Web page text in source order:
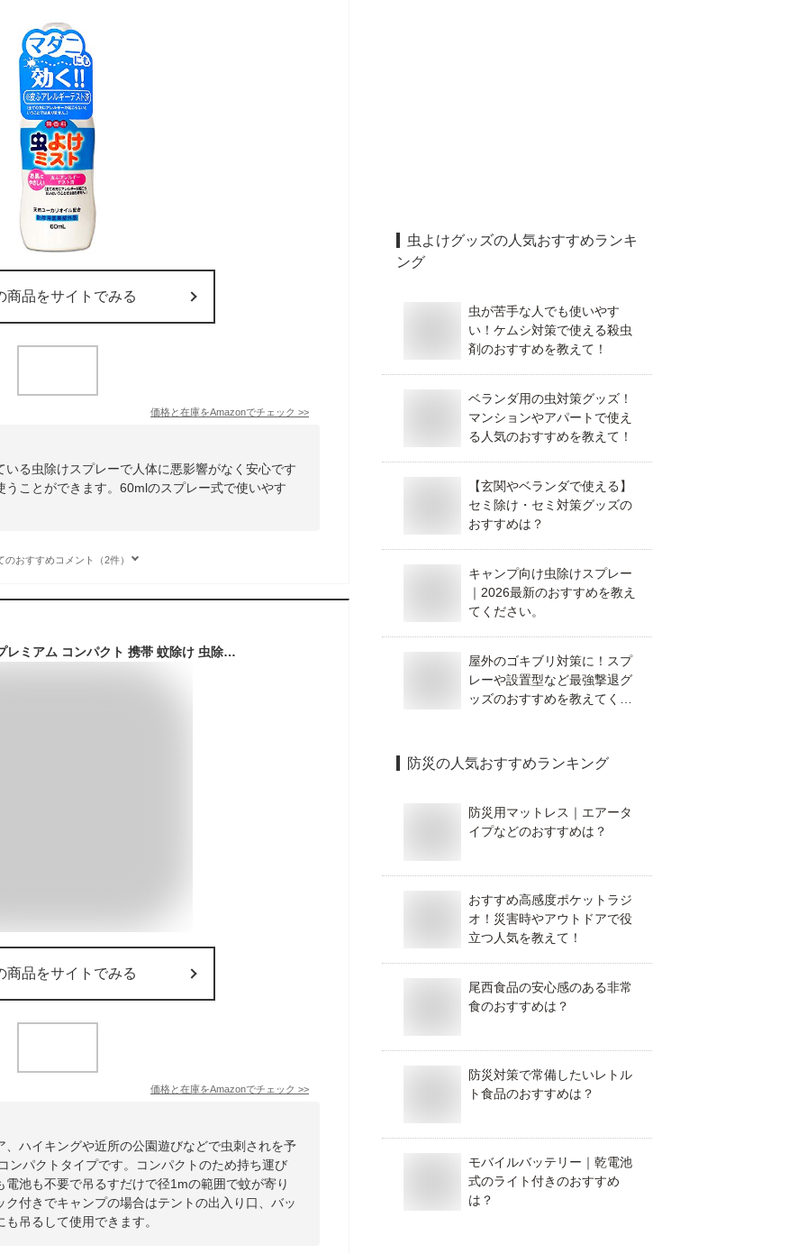
商品をサイトでみる
価格と在庫をAmazonでチェック >>
る虫除けスプレーで人体に悪影響がなく安心です
ことができます。60mlのスプレー式で使いやす
のおすすめコメント（2件）
蚊に効く 虫コナーズプレミアム コンパクト 携帯 蚊除け 虫除け ネット 150日用 無臭 防虫剤 吊り下げ
商品をサイトでみる
価格と在庫をAmazonでチェック >>
ハイキングや近所の公園遊びなどで虫刺されを予
ンパクトタイプです。コンパクトのため持ち運び
池も不要で吊るすだけで径1mの範囲で蚊が寄り
付きでキャンプの場合はテントの出入り口、バッ
吊るして使用できます。
虫よけグッズの人気おすすめランキ
ング
虫が苦手な人でも使いやす
い！ケムシ対策で使える殺虫
剤のおすすめを教えて！
ベランダ用の虫対策グッズ！
マンションやアパートで使え
る人気のおすすめを教えて！
【玄関やベランダで使える】
セミ除け・セミ対策グッズの
おすすめは？
キャンプ向け虫除けスプレー
｜2026最新のおすすめを教え
てください。
屋外のゴキブリ対策に！スプ
レーや設置型など最強撃退グ
ッズのおすすめを教えてくだ
防災の人気おすすめランキング
防災用マットレス｜エアータ
イプなどのおすすめは？
おすすめ高感度ポケットラジ
オ！災害時やアウトドアで役
立つ人気を教えて！
尾西食品の安心感のある非常
食のおすすめは？
防災対策で常備したいレトル
ト食品のおすすめは？
モバイルバッテリー｜乾電池
式のライト付きのおすすめ
は？